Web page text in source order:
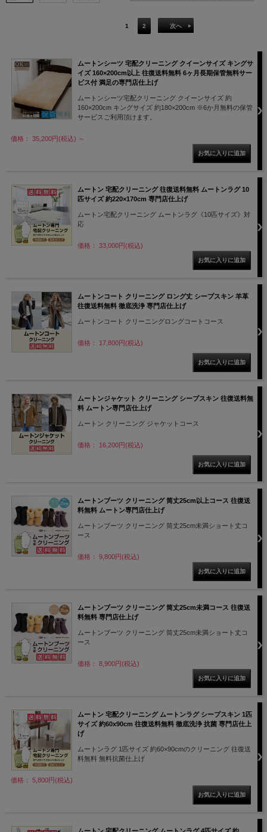
1 2 次へ
ムートンシーツ 宅配クリーニング クイーンサイズ キングサ
イズ 160×200cm以上 往復送料無料 6ヶ月長期保管無料サー
ビス付 満足の専門店仕上げ
ムートンシーツ宅配クリーニング クイーンサイズ 約
160×200cm キングサイズ 約180×200cm ※6か月無料の保管
サービスご利用頂けます。
価格： 35,200円(税込) ～
ムートン 宅配クリーニング 往復送料無料 ムートンラグ 10
匹サイズ 約220×170cm 専門店仕上げ
ムートン宅配クリーニング ムートンラグ《10匹サイズ》対
応
価格： 33,000円(税込)
ムートンコート クリーニング ロング丈 シープスキン 羊革
往復送料無料 徹底洗浄 専門店仕上げ
ムートンコート クリーニングロングコートコース
価格： 17,800円(税込)
ムートンジャケット クリーニング シープスキン 往復送料無
料 ムートン専門店仕上げ
ムートン クリーニング ジャケットコース
価格： 16,200円(税込)
ムートンブーツ クリーニング 筒丈25cm以上コース 往復送
料無料 ムートン専門店仕上げ
ムートンブーツ クリーニング 筒丈25cm未満ショート丈コ
ース
価格： 9,800円(税込)
ムートンブーツ クリーニング 筒丈25cm未満コース 往復送
料無料 専門店仕上げ
ムートンブーツ クリーニング 筒丈25cm未満ショート丈コ
ース
価格： 8,900円(税込)
ムートン 宅配クリーニング ムートンラグ シープスキン 1匹
サイズ 約60x90cm 往復送料無料 徹底洗浄 抗菌 専門店仕上
げ
ムートンラグ 1匹サイズ 約60×90cmのクリーニング 往復送
料無料 無料抗菌仕上げ
価格： 5,800円(税込)